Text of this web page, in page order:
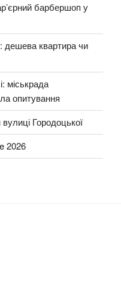
барбершоп у
дешева квартира чи
міськрада
опитування
Городоцької
2026